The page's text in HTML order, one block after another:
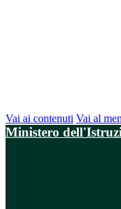
Vai ai contenuti Vai al
Ministero